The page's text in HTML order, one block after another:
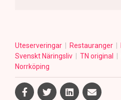
Uteserveringar Restauranger
Svenskt Näringsliv
TN original
Norrköping